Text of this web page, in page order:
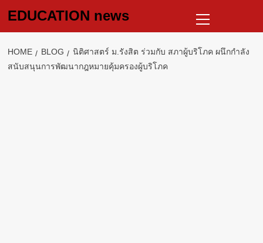
EDUCATION news
Menu
HOME BLOG
นิติศาสตร์ ม.รังสิต ร่วมกับ สภาผู้บริโภค ผนึกกำลัง
สนับสนุนการพัฒนากฎหมายคุ้มครองผู้บริโภค